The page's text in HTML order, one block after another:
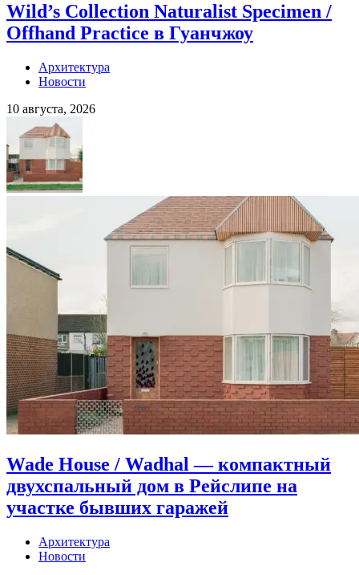
Wild’s Collection Naturalist Specimen /
Offhand Practice в Гуанчжоу
Архитектура
Новости
10 августа, 2026
Wade House / Wadhal — компактный
двухспальный дом в Рейслипе на
участке бывших гаражей
Архитектура
Новости